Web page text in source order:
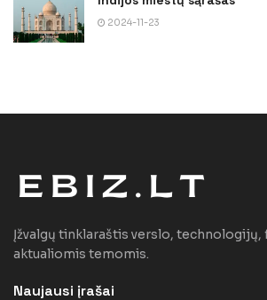
2024-11-23
Įžvalgų tinklaraštis verslo, technologijų,
aktualiomis temomis.
Naujausi įrašai